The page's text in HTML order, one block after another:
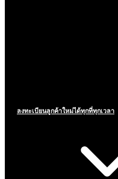
ลงทะเบียนลูกค้าใหม่ได้ทุกที่ทุกเวลา